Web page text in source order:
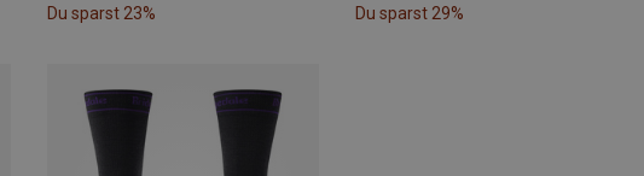
Du sparst 23% Du sparst 29%